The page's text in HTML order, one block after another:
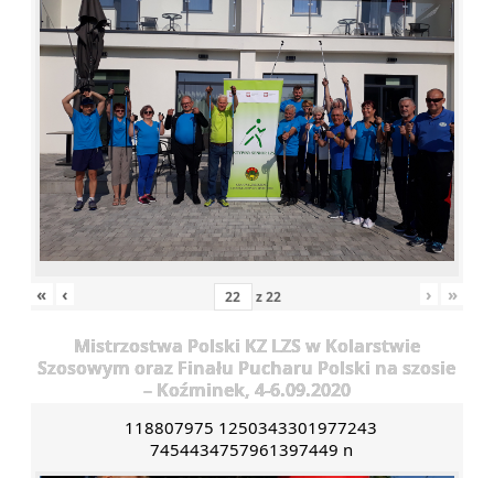
« ‹ z22 › »
Mistrzostwa Polski KZ LZS w Kolarstwie
Szosowym oraz Finału Pucharu Polski na szosie
– Koźminek, 4-6.09.2020
118807975 1250343301977243
7454434757961397449 n